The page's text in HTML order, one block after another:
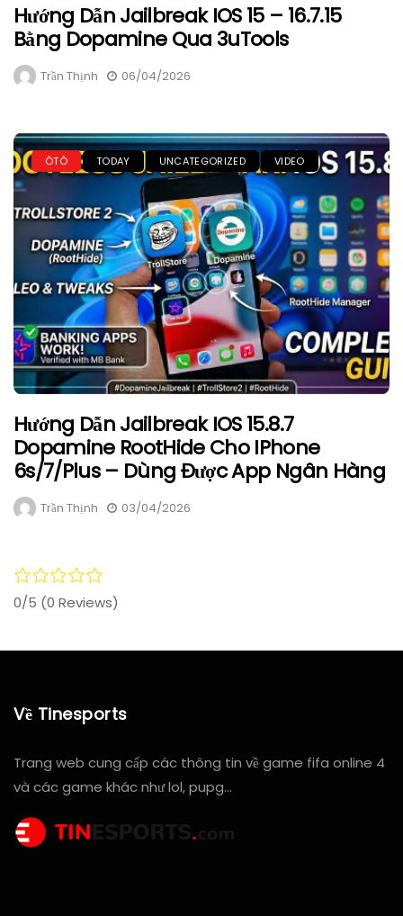
Hướng Dẫn Jailbreak IOS 15 – 16.7.15
Bằng Dopamine Qua 3uTools
Trần Thịnh 06/04/2026
ÔTÔ TODAY UNCATEGORIZED VIDEO
Hướng Dẫn Jailbreak IOS 15.8.7
Dopamine RootHide Cho IPhone
6s/7/Plus – Dùng Được App Ngân Hàng
Trần Thịnh 03/04/2026
0/5 (0 Reviews)
Về Tinesports
Trang web cung cấp các thông tin về game fifa online 4
và các game khác như lol, pupg…